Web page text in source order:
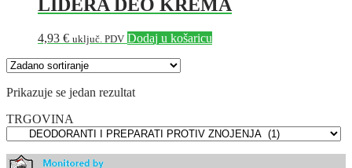
LIDERA DEO KREMA
4,93 € uključ. PDV Dodaj u košaricu
Prikazuje se jedan rezultat
TRGOVINA